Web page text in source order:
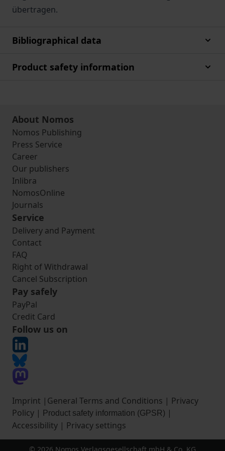
übertragen.
Bibliographical data
Product safety information
About Nomos
Nomos Publishing
Press Service
Career
Our publishers
Inlibra
NomosOnline
Journals
Service
Delivery and Payment
Contact
FAQ
Right of Withdrawal
Cancel Subscription
Pay safely
PayPal
Credit Card
Follow us on
Imprint | General Terms and Conditions | Privacy
Policy | Product safety information (GPSR) |
Accessibility | Privacy settings